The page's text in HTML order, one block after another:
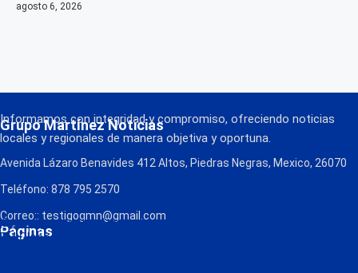
agosto 6, 2026
Grupo Martínez Noticias
Informamos con integridad y compromiso, ofreciendo noticias
locales y regionales de manera objetiva y oportuna.
Avenida Lázaro Benavides 412 Altos, Piedras Negras, Mexico, 26070
Teléfono: 878 795 2570
Correo:: testigogmn@gmail.com
Páginas
¡Descarga nuestra App!
FM Globo